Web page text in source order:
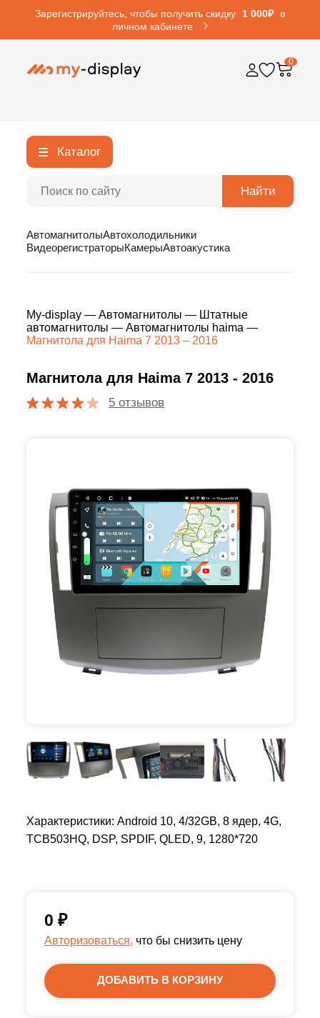
Зарегистрируйтесь, чтобы получить скидку 1 000₽
в
личном кабинете
0
Каталог
Найти
АвтомагнитолыАвтохолодильники
ВидеорегистраторыКамерыАвтоакустика
My-display — Автомагнитолы — Штатные
автомагнитолы — Автомагнитолы haima —
Магнитола для Haima 7 2013 – 2016
Магнитола для Haima 7 2013 - 2016
5 отзывов
Характеристики: Android 10, 4/32GB, 8 ядер, 4G,
TCB503HQ, DSP, SPDIF, QLED, 9, 1280*720
0 ₽
Авторизоваться, что бы снизить цену
ДОБАВИТЬ В КОРЗИНУ